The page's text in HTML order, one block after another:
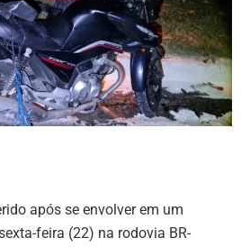
após se envolver em um
feira (22) na rodovia BR-